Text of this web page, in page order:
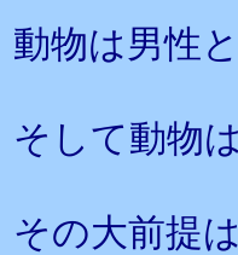
動物は男性
そして動物
その大前提